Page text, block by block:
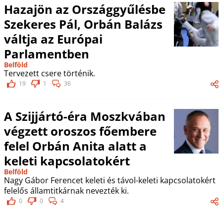
Hazajön az Országgyűlésbe
Szekeres Pál, Orbán Balázs
váltja az Európai
Parlamentben
Belföld
Tervezett csere történik.
19 1 36
A Szijjártó-éra Moszkvában
végzett oroszos főembere
felel Orbán Anita alatt a
keleti kapcsolatokért
Belföld
Nagy Gábor Ferencet keleti és távol-keleti kapcsolatokért
felelős államtitkárnak nevezték ki.
0 0 4